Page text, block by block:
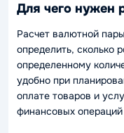
Для чего нужен
Расчет валютной
определить, сколько
определенному
удобно при
оплате товаров и
финансовых